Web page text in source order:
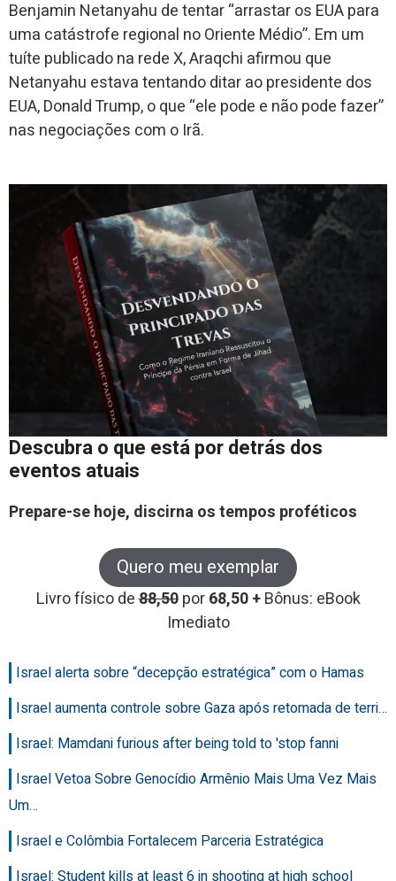
Benjamin Netanyahu de tentar “arrastar os EUA para
uma catástrofe regional no Oriente Médio”. Em um
tuíte publicado na rede X, Araqchi afirmou que
Netanyahu estava tentando ditar ao presidente dos
EUA, Donald Trump, o que “ele pode e não pode fazer”
nas negociações com o Irã.
Descubra o que está por detrás dos
eventos atuais
Prepare-se hoje, discirna os tempos proféticos
Quero meu exemplar
Livro físico de88,50 por68,50 +Bônus: eBook
Imediato
Israel alerta sobre “decepção estratégica” com o Hamas
Israel aumenta controle sobre Gaza após retomada de terri…
Israel: Mamdani furious after being told to 'stop fanni
Israel Vetoa Sobre Genocídio Armênio Mais Uma Vez Mais
Um…
Israel e Colômbia Fortalecem Parceria Estratégica
Israel: Student kills at least 6 in shooting at high school